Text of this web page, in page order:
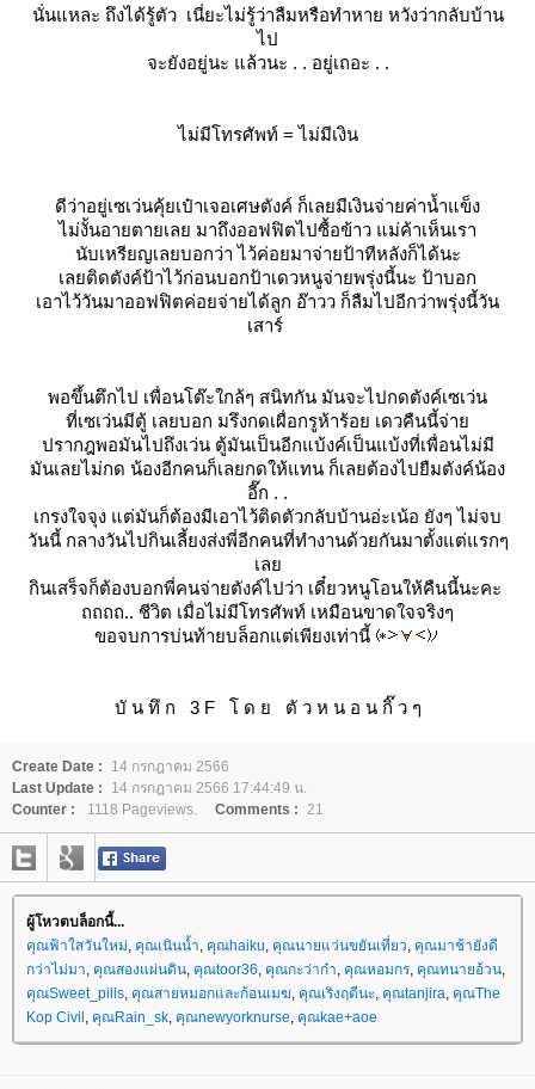
นั่นแหละ ถึงได้รู้ตัว เนี่ยะไม่รู้ว่าลืมหรือทำหาย หวังว่ากลับบ้าน
ไป
จะยังอยู่นะ แล้วนะ . . อยู่เถอะ . .
ไม่มีโทรศัพท์ = ไม่มีเงิน
ดีว่าอยู่เซเว่นคุ้ยเป๋าเจอเศษตังค์ ก็เลยมีเงินจ่ายค่าน้ำแข็ง
ไม่งั้นอายตายเลย มาถึงออฟฟิตไปซื้อข้าว แม่ค้าเห็นเรา
นับเหรียญเลยบอกว่า ไว้ค่อยมาจ่ายป้าทีหลังก็ได้นะ
เลยติดตังค์ป้าไว้ก่อนบอกป้าเดวหนูจ่ายพรุ่งนี้นะ ป้าบอก
เอาไว้วันมาออฟฟิตค่อยจ่ายได้ลูก อ๊าวว ก็ลืมไปอีกว่าพรุ่งนี้วัน
เสาร์
พอขึ้นตึกไป เพื่อนโต๊ะใกล้ๆ สนิทกัน มันจะไปกดตังค์เซเว่น
ที่เซเว่นมีตู้ เลยบอก มรึงกดเผื่อกรูห้าร้อย เดวคืนนี้จ่า
ปรากฎพอมันไปถึงเว่น ตู้มันเป็นอีกแบ้งค์เป็นแบ้งที่เพื่อนไม่มี
มันเลยไม่กด น้องอีกคนก็เลยกดให้แทน ก็เลยต้องไปยืมตังค์น้อง
อี๊ก . .
เกรงใจจุง แต่มันก็ต้องมีเอาไว้ติดตัวกลับบ้านอ่ะเน้อ ยังๆ ไม่จบ
วันนี้ กลางวันไปกินเลี้ยงส่งพี่อีกคนที่ทำงานด้วยกันมาตั้งแต่แรกๆ
เล
กินเสร็จก็ต้องบอกพี่คนจ่ายตังค์ไปว่า เดี๋ยวหนูโอนให้คืนนี้นะคะ
ถถถถ.. ชีวิต เมื่อไม่มีโทรศัพท์ เหมือนขาดใจจริงๆ
ขอจบการบ่นท้ายบล็อกแต่เพียงเท่านี้
บั น ทึ ก 3 F โ ด ย ตั ว ห น อ น กิ๊ ว ๆ
Create Date :
14 กรกฎาคม 2566
Last Update :
14 กรกฎาคม 2566 17:44:49 น.
Counter :
1118 Pageviews. Comments : 21
ผู้โหวตบล็อกนี้...
คุณฟ้าใสวันใหม่, คุณเนินน้ำ, คุณhaiku, คุณนายแว่นขยันเที่ยว, คุณมาช้ายังดี
กว่าไม่มา, คุณสองแผ่นดิน, คุณtoor36, คุณกะว่าก๋า, คุณหอมกร, คุณทนายอ้วน,
คุณSweet_pills, คุณสายหมอกและก้อนเมฆ, คุณเริงฤดีนะ, คุณtanjira, คุณThe
Kop Civil , คุณRain_sk, คุณnewyorknurse, คุณkae+aoe